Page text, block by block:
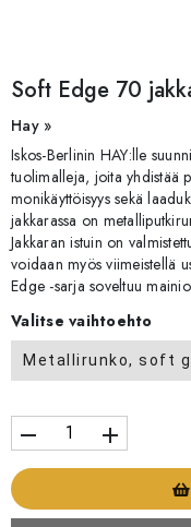
Soft Edge 70
Hay »
Iskos-Berlinin HAY:lle
tuolimalleja, joita yhdistää
monikäyttöisyys sekä
jakkarassa on
Jakkaran istuin on
voidaan myös viimeistellä
Edge -sarja soveltuu
Valitse vaihtoehto
remove add